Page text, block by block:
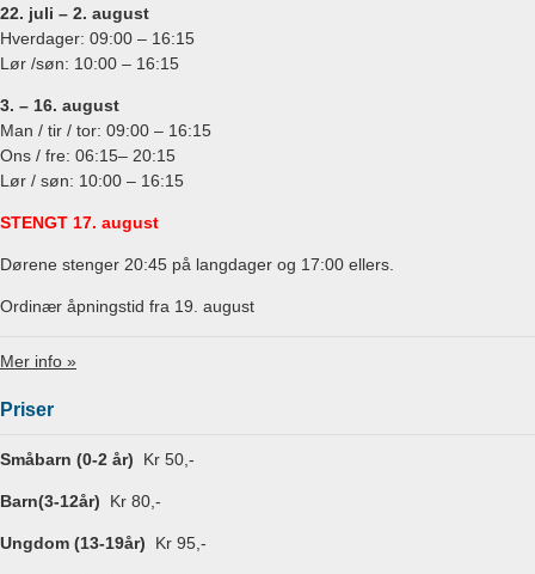
22. juli – 2. august
Hverdager: 09:00 – 16:15
Lør /søn: 10:00 – 16:15
3. – 16. august
Man / tir / tor: 09:00 – 16:15
Ons / fre: 06:15– 20:15
Lør / søn: 10:00 – 16:15
STENGT 17. august
Dørene stenger 20:45 på langdager og 17:00 ellers.
Ordinær åpningstid fra 19. august
Mer info »
Priser
Småbarn (0-2 år) Kr 50,-
Barn(3-12år) Kr 80,-
Ungdom (13-19år) Kr 95,-